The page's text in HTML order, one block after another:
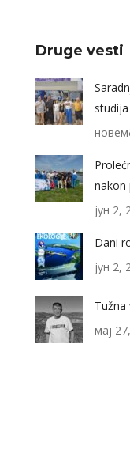
Druge vesti
studija
nakon
јун 2,
Dani
јун 2,
Tužna
мај